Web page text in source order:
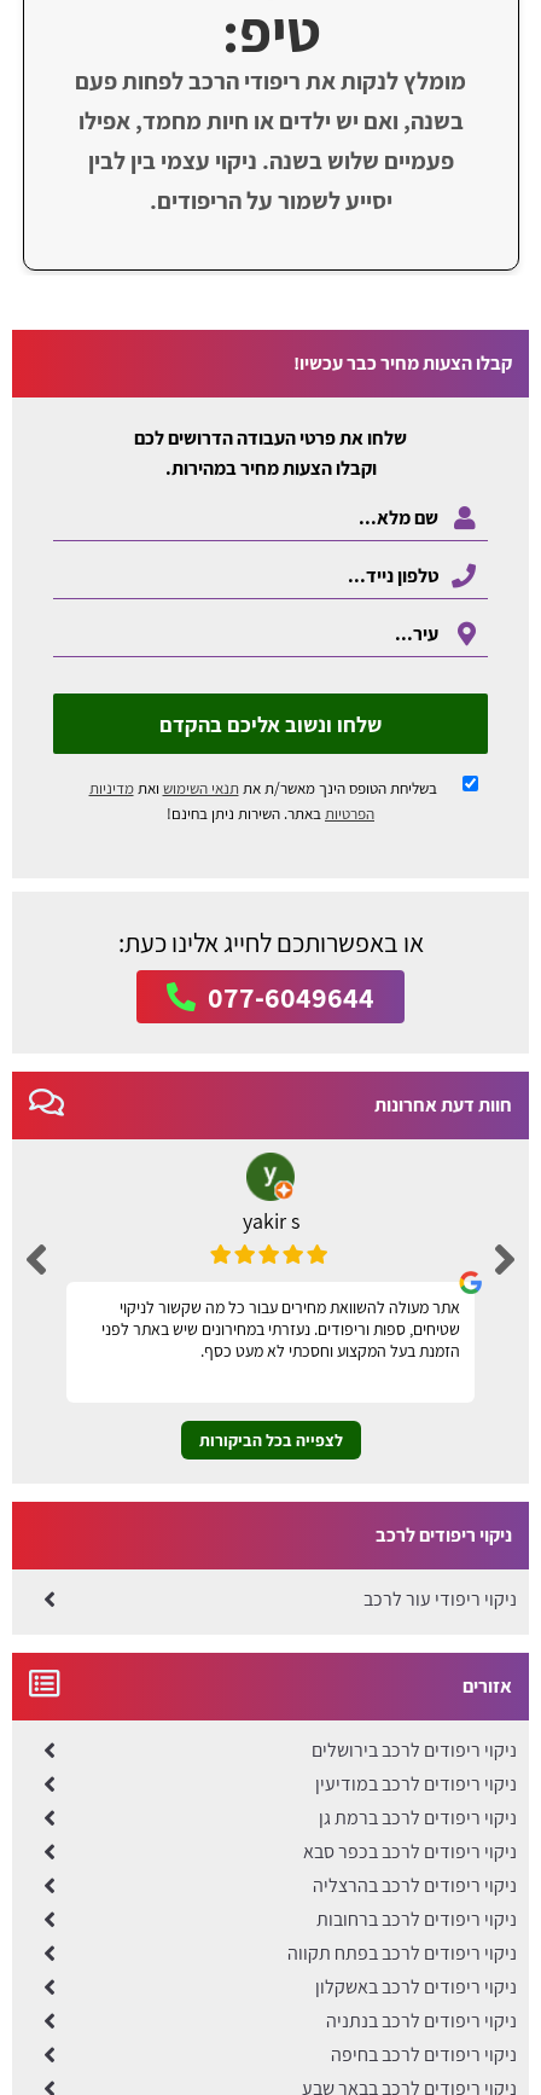
טיפ:
מומלץ לנקות את ריפודי הרכב לפחות פעם
בשנה, ואם יש ילדים או חיות מחמד, אפילו
פעמיים שלוש בשנה. ניקוי עצמי בין לבין
יסייע לשמור על הריפודים.
קבלו הצעות מחיר כבר עכשיו!
שלחו את פרטי העבודה הדרושים לכם
וקבלו הצעות מחיר במהירות.
שלחו ונשוב אליכם בהקדם
בשליחת הטופס הינך מאשר/ת את תנאי השימוש ואתמדיניות
הפרטיותבאתר. השירות ניתן בחינם!
או באפשרותכם לחייג אלינו כעת:
077-6049644
חוות דעת אחרונות
yakir s
אתר מעולה להשוואת מחירים עבור כל מה שקשור לניקוי
שטיחים, ספות וריפודים. נעזרתי במחירונים שיש באתר לפני
הזמנת בעל המקצוע וחסכתי לא מעט כסף.
לצפייה בכל הביקורות
ניקוי ריפודים לרכב
ניקוי ריפודי עור לרכב
אזורים
ניקוי ריפודים לרכב בירושלים
ניקוי ריפודים לרכב במודיעין
ניקוי ריפודים לרכב ברמת גן
ניקוי ריפודים לרכב בכפר סבא
ניקוי ריפודים לרכב בהרצליה
ניקוי ריפודים לרכב ברחובות
ניקוי ריפודים לרכב בפתח תקווה
ניקוי ריפודים לרכב באשקלון
ניקוי ריפודים לרכב בנתניה
ניקוי ריפודים לרכב בחיפה
ניקוי ריפודים לרכב בבאר שבע